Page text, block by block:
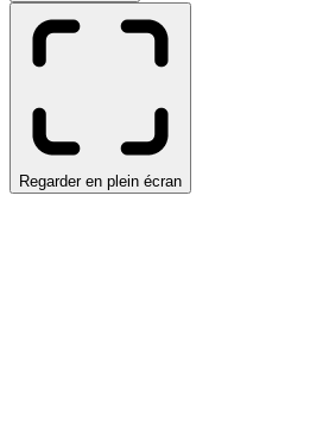
Regarder en plein écran